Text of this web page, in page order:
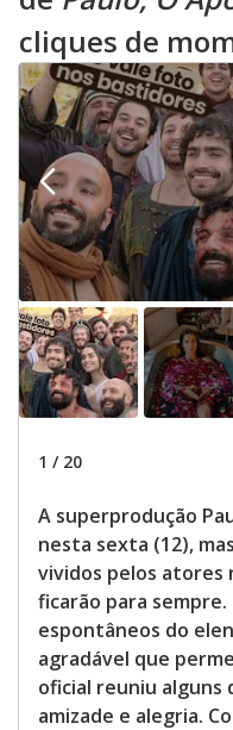
cliques de
1 / 20
A superprodução
nesta sexta (12),
vividos pelos atores
ficarão para
espontâneos do
agradável que
oficial reuniu alguns
amizade e alegria.